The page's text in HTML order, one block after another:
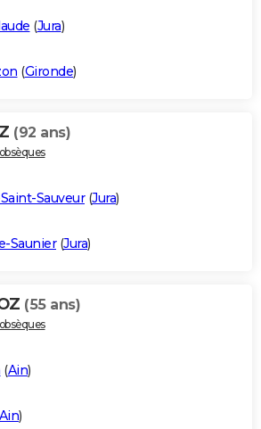
(Jura)
(Gironde)
(92 ans)
Sauveur(Jura)
Saunier(Jura)
(55 ans)
(Ain)
)